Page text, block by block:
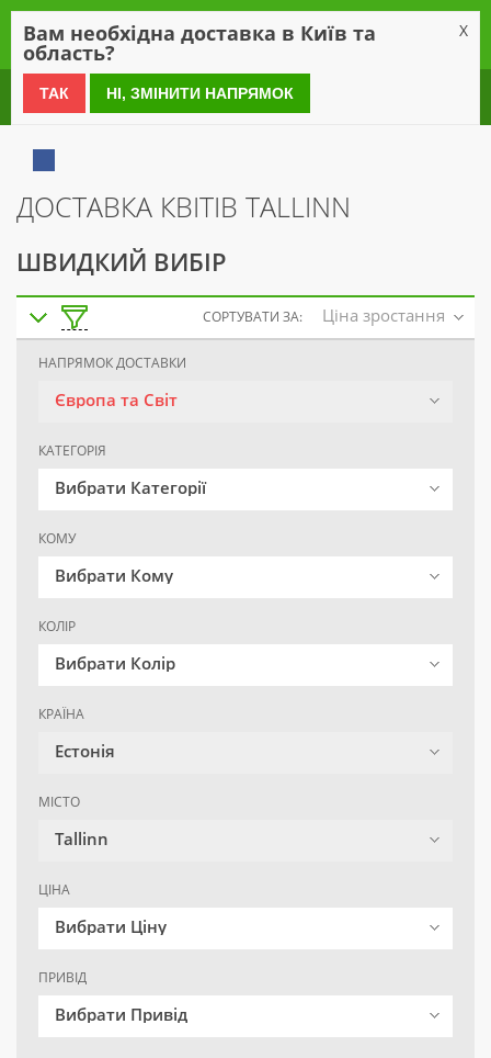
0 800 21 54 55
ДОСТАВКА КВІТІВ TALLINN
ШВИДКИЙ ВИБІР
СОРТУВАТИ ЗА: Ціна зростання
НАПРЯМОК ДОСТАВКИ
Європа та Світ
КАТЕГОРІЯ
Вибрати Категорії
КОМУ
Вибрати Кому
КОЛІР
Вибрати Колір
КРАЇНА
Естонія
МІСТО
Tallinn
ЦІНА
Вибрати Ціну
ПРИВІД
Вибрати Привід
Вам необхідна доставка в Київ та
область?
X
ТАК НІ, ЗМІНИТИ НАПРЯМОК